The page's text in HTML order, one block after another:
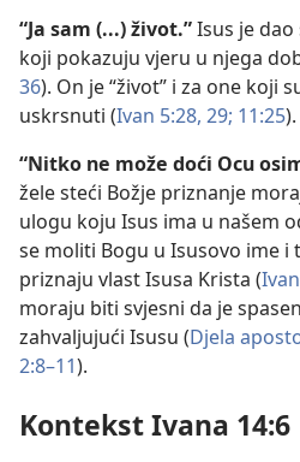
“Ja sam (...) život.”Isus je
koji pokazuju vjeru u njega
36). On je “život” i za one koji
uskrsnuti (Ivan 5:28, 29; 11:25).
“Nitko ne može doći Ocu
žele steći Božje priznanje
ulogu koju Isus ima u našem
se moliti Bogu u Isusovo ime i
priznaju vlast Isusa Krista (
moraju biti svjesni da je
zahvaljujući Isusu (Djela
2:8–11).
Kontekst Ivana 14:6